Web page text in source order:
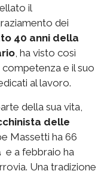
il
dei
40 anni della
, ha visto così
competenza e il suo
al lavoro.
della sua vita,
delle
Massetti ha 66
e a febbraio ha
Una tradizione